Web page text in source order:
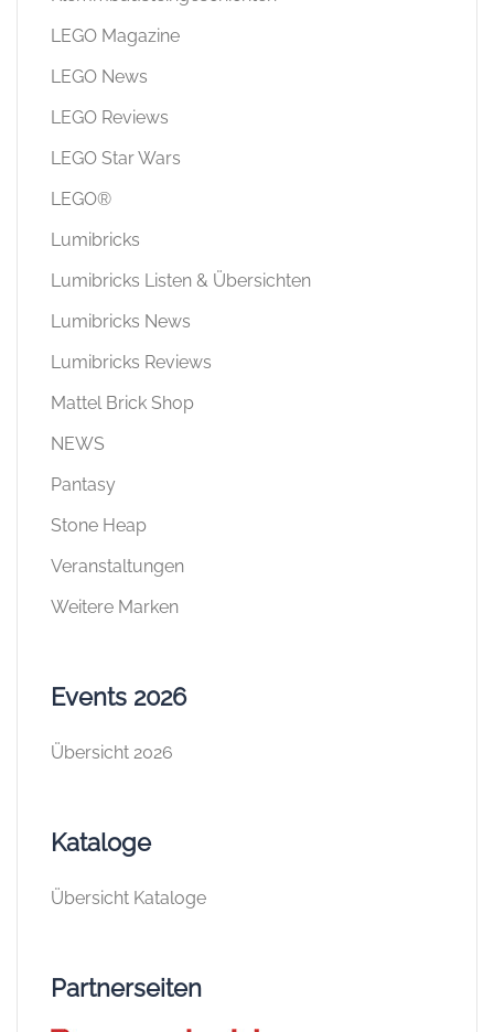
LEGO Magazine
LEGO News
LEGO Reviews
LEGO Star Wars
LEGO®
Lumibricks
Lumibricks Listen & Übersichten
Lumibricks News
Lumibricks Reviews
Mattel Brick Shop
NEWS
Pantasy
Stone Heap
Veranstaltungen
Weitere Marken
Events 2026
Übersicht 2026
Kataloge
Übersicht Kataloge
Partnerseiten